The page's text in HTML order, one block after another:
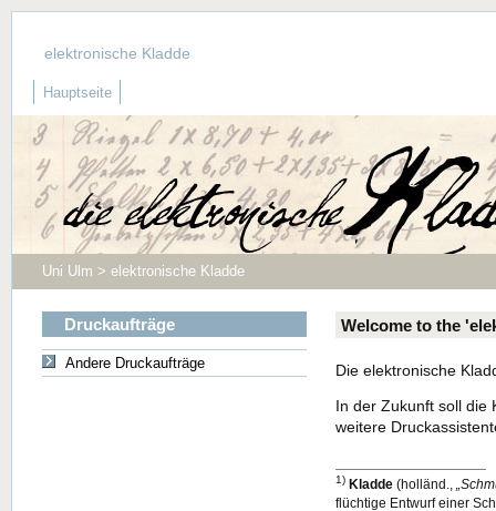
elektronische Kladde
Hauptseite
Uni Ulm > elektronische Kladde
Druckaufträge
Andere Druckaufträge
Welcome to the
Die elektronische
In der Zukunft soll
weitere
1) Kladde (holländ.,
flüchtige Entwurf einer